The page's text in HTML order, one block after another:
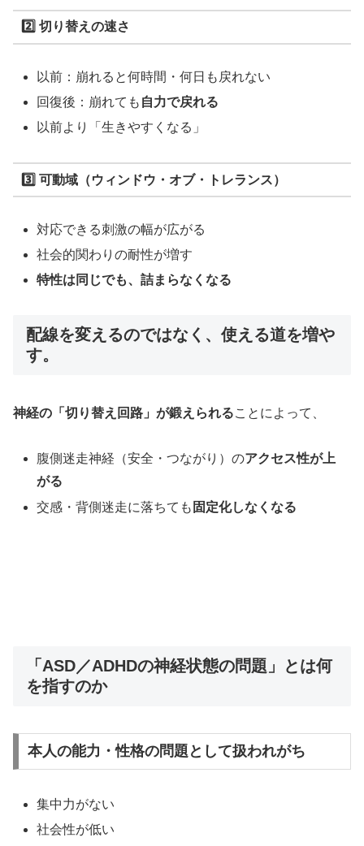
2️⃣ 切り替えの速さ
以前：崩れると何時間・何日も戻れない
回復後：崩れても 自力で戻れる
以前より「生きやすくなる」
3️⃣ 可動域（ウィンドウ・オブ・トレランス）
対応できる刺激の幅が広がる
社会的関わりの耐性が増す
特性は同じでも、詰まらなくなる
配線を変えるのではなく、 使える道を増や
す。
神経の「切り替え回路」が鍛えられることによって、
腹側迷走神経（安全・つながり）のアクセス性が上
がる
交感・背側迷走に落ちても 固定化しなくなる
「ASD／ADHDの神経状態の問題」とは何
を指すのか
本人の能力・性格の問題 として扱われがち
集中力がない
社会性が低い